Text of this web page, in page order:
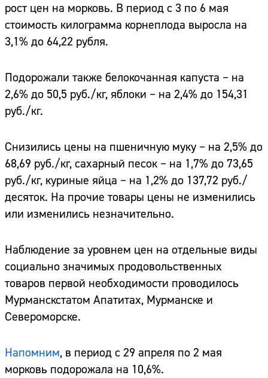
рост цен на морковь. В период с 3 по 6 мая
стоимость килограмма корнеплода выросла на
3,1% до 64,22 рубля.
Подорожали также белокочанная капуста – на
2,6% до 50,5 руб./кг, яблоки – на 2,4% до 154,31
руб./кг.
Снизились цены на пшеничную муку – на 2,5% до
68,69 руб./кг, сахарный песок – на 1,7% до 73,65
руб./кг, куриные яйца – на 1,2% до 137,72 руб./
десяток. На прочие товары цены не изменились
или изменились незначительно.
Наблюдение за уровнем цен на отдельные виды
социально значимых продовольственных
товаров первой необходимости проводилось
Мурманскстатом Апатитах, Мурманске и
Североморске.
Напомним, в период с 29 апреля по 2 мая
морковь подорожала на 10,6%.